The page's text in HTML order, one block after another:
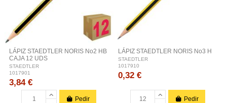
LÁPIZ STAEDTLER NORIS No2 HB
CAJA 12 UDS
STAEDTLER
1017901
3,84 €
Pedir
LÁPIZ STAEDTLER NORIS No3 H
STAEDTLER
1017910
0,32 €
Pedir